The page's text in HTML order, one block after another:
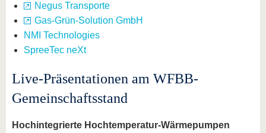
Negus Transporte
Gas-Grün-Solution GmbH
NMI Technologies
SpreeTec neXt
Live-Präsentationen am WFBB-
Gemeinschaftsstand
Hochintegrierte Hochtemperatur-Wärmepumpen